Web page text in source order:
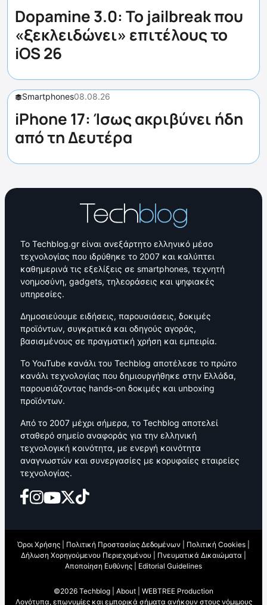
Dopamine 3.0: Το jailbreak που
«ξεκλειδώνει» επιτέλους το
iOS 26
Smartphones08.08.26
iPhone 17: Ίσως ακριβύνει ήδη
από τη Δευτέρα
Το Techblog.gr είναι ανεξάρτητο ελληνικό μέσο
τεχνολογίας που ιδρύθηκε το 2007 και καλύπτει
καθημερινά τις εξελίξεις σε smartphones, τεχνητή
νοημοσύνη, gadgets, τηλεοράσεις και ψηφιακές
υπηρεσίες.
Δημοσιεύουμε ειδήσεις, παρουσιάσεις, δοκιμές
προϊόντων, συγκριτικά και οδηγούς αγοράς,
βασισμένους σε πραγματική χρήση και εμπειρία.
Το YouTube κανάλι του Techblog αποτέλεσε το πρώτο
κανάλι τεχνολογίας που δημιουργήθηκε στην Ελλάδα,
παρουσιάζοντας hands-on δοκιμές και unboxing
προϊόντων.
Από το 2007 μέχρι σήμερα, το Techblog αποτελεί
σταθερό σημείο αναφοράς για την ελληνική
τεχνολογική κοινότητα, με ενεργή κοινότητα
αναγνωστών και συνεργασίες με κορυφαίες εταιρείες
τεχνολογίας.
Όροι Χρήσης Πολιτική Προστασίας Δεδομένων Πολιτική Cookies
Δήλωση Χορηγούμενου Περιεχομένου
Πνευματικά Δικαιώματα
Αποποίηση Ευθύνης
Editorial Guidelines
©2026 Techblog | About
WEBTREE Production
Λογότυπα, επωνυμίες και εμπορικά σήματα ανήκουν στους νόμιμους